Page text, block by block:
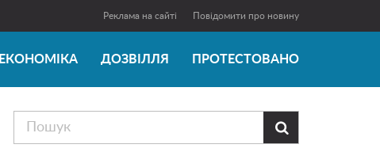
Реклама на сайті Повідомити про новину
ЕКОНОМІКА ДОЗВІЛЛЯ ПРОТЕСТОВАНО
